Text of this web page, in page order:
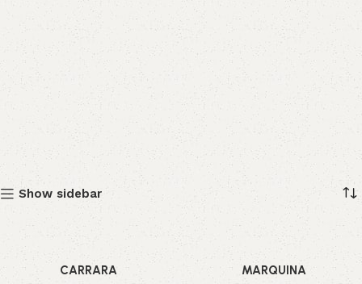
Show sidebar
CARRARA MARQUINA